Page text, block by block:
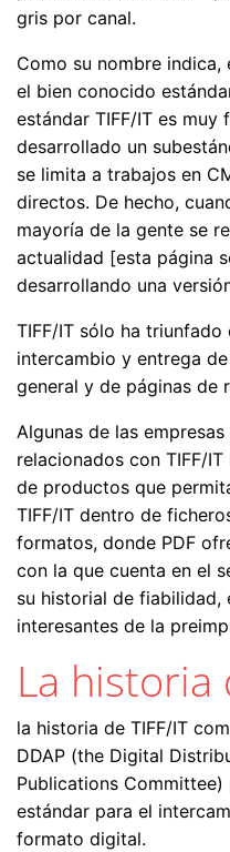
gris por canal.
Como su nombre indica,
el bien conocido
estándar TIFF/IT es muy
desarrollado un
se limita a trabajos en
directos. De hecho,
mayoría de la gente se
actualidad [esta página
desarrollando una
TIFF/IT sólo ha
intercambio y entrega
general y de páginas de
Algunas de las
relacionados con TIFF/
de productos que
TIFF/IT dentro de
formatos, donde PDF
con la que cuenta en el
su historial de fiabilidad,
interesantes de la
La historia
la historia de TIFF/IT
DDAP (the Digital
Publications
estándar para el
formato digital.